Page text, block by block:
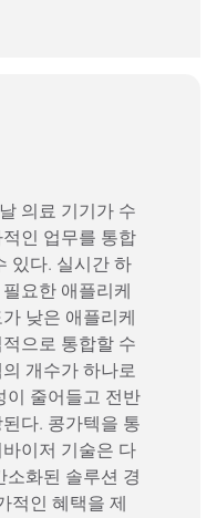
의료 기기가 수
인 업무를 통합
있다. 실시간 하
요한 애플리케
낮은 애플리케
으로 통합할 수
개수가 하나로
이 줄어들고 전반
다. 콩가텍을 통
이저 기술은 다
소화된 솔루션 경
적인 혜택을 제